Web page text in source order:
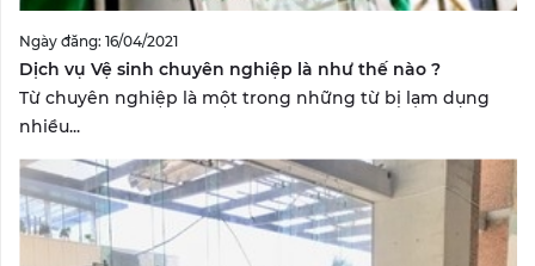
Ngày đăng: 16/04/2021
Dịch vụ Vệ sinh chuyên nghiệp là như thế nào ?
Từ chuyên nghiệp là một trong những từ bị lạm dụng
nhiều...